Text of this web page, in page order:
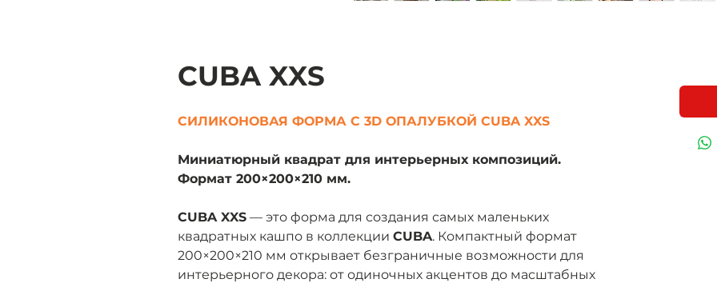
CUBA XXS
СИЛИКОНОВАЯ ФОРМА С 3D ОПАЛУБКОЙ CUBA XXS
Миниатюрный квадрат для интерьерных композиций.
Формат 200×200×210 мм.
CUBA XXS — это форма для создания самых маленьких
квадратных кашпо в коллекции CUBA. Компактный формат
200×200×210 мм открывает безграничные возможности для
интерьерного декора: от одиночных акцентов до масштабных